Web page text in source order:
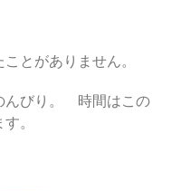
とがありません。
んびり。 時間はこの
。